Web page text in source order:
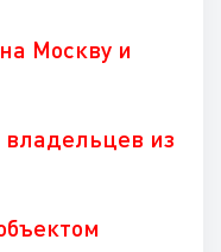
Москву и
из